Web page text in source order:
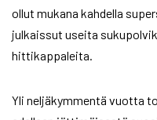
ollut mukana kahdella
julkaissut useita
hittikappaleita.
Yli neljäkymmentä vuotta